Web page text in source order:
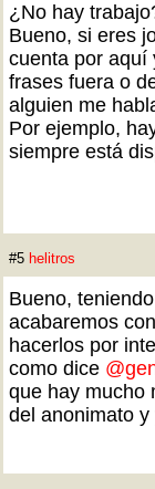
¿No hay
Bueno, si eres
cuenta por aquí
frases fuera o
alguien me
Por ejemplo,
siempre está
#5 helitros
Bueno,
acabaremos
hacerlos por
como dice
que hay mucho
del anonimato y